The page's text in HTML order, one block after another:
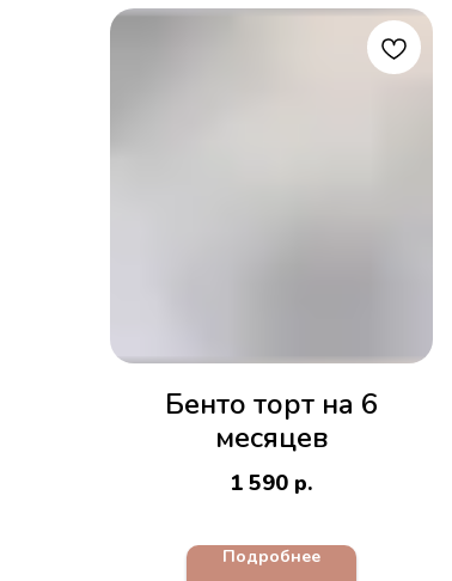
Бенто торт на 6
месяцев
1 590 р.
Подробнее